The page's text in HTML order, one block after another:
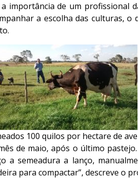
importância de um profissional
a escolha das culturas, o
100 quilos por hectare de
de maio, após o último
a semeadura a lanço,
para compactar”, descreve o